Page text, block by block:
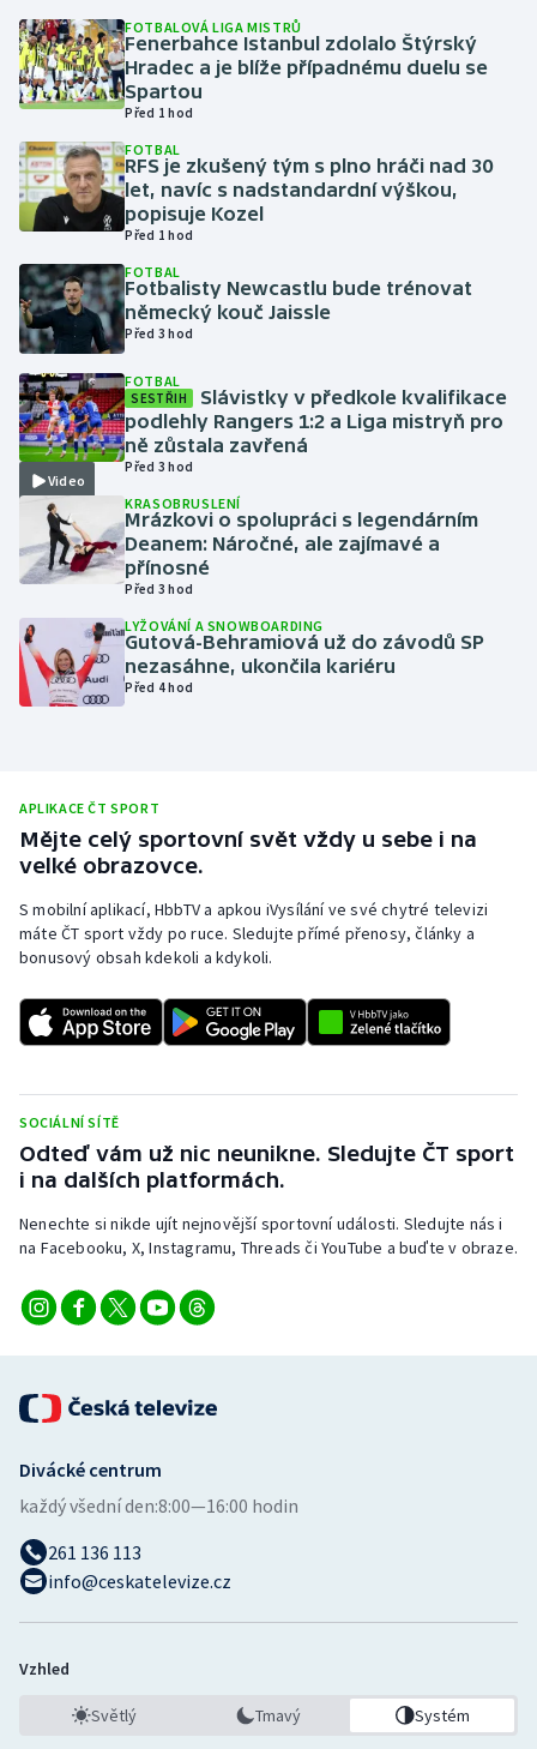
Florbal
Futsal
Gymnastika
Jezdectví
Krasobruslení
Lezení
Lyže a snowboard
Moderní pětiboj
Motorsport
Olympijské hry
Plavání
Ragby
Rychlobruslení
Short track
Sportovní střelba
Stolní tenis
Triatlon
Vodní slalom
Volejbal
Ostatní
FOTBALOVÁ LIGA MISTRŮ
Fenerbahce Istanbul zdolalo Štýrský
Hradec a je blíže případnému duelu se
Spartou
Před 1 hod
FOTBAL
RFS je zkušený tým s plno hráči nad 30
let, navíc s nadstandardní výškou,
popisuje Kozel
Před 1 hod
FOTBAL
Fotbalisty Newcastlu bude trénovat
německý kouč Jaissle
Před 3 hod
Video
FOTBAL
SESTŘIH
Slávistky v předkole kvalifikace
podlehly Rangers 1:2 a Liga mistryň pro
ně zůstala zavřená
Před 3 hod
KRASOBRUSLENÍ
Mrázkovi o spolupráci s legendárním
Deanem: Náročné, ale zajímavé a
přínosné
Před 3 hod
LYŽOVÁNÍ A SNOWBOARDING
Gutová-Behramiová už do závodů SP
nezasáhne, ukončila kariéru
Před 4 hod
APLIKACE ČT SPORT
Mějte celý sportovní svět vždy u sebe i na
velké obrazovce.
S mobilní aplikací, HbbTV a apkou iVysílání ve své chytré televizi
máte ČT sport vždy po ruce. Sledujte přímé přenosy, články a
bonusový obsah kdekoli a kdykoli.
SOCIÁLNÍ SÍTĚ
Odteď vám už nic neunikne. Sledujte ČT sport
i na dalších platformách.
Nenechte si nikde ujít nejnovější sportovní události. Sledujte nás i
na Facebooku, X, Instagramu, Threads či YouTube a buďte v obraze.
Divácké centrum
každý všední den:8:00—16:00 hodin
261 136 113
info@ceskatelevize.cz
Vzhled
Světlý Tmavý Systém